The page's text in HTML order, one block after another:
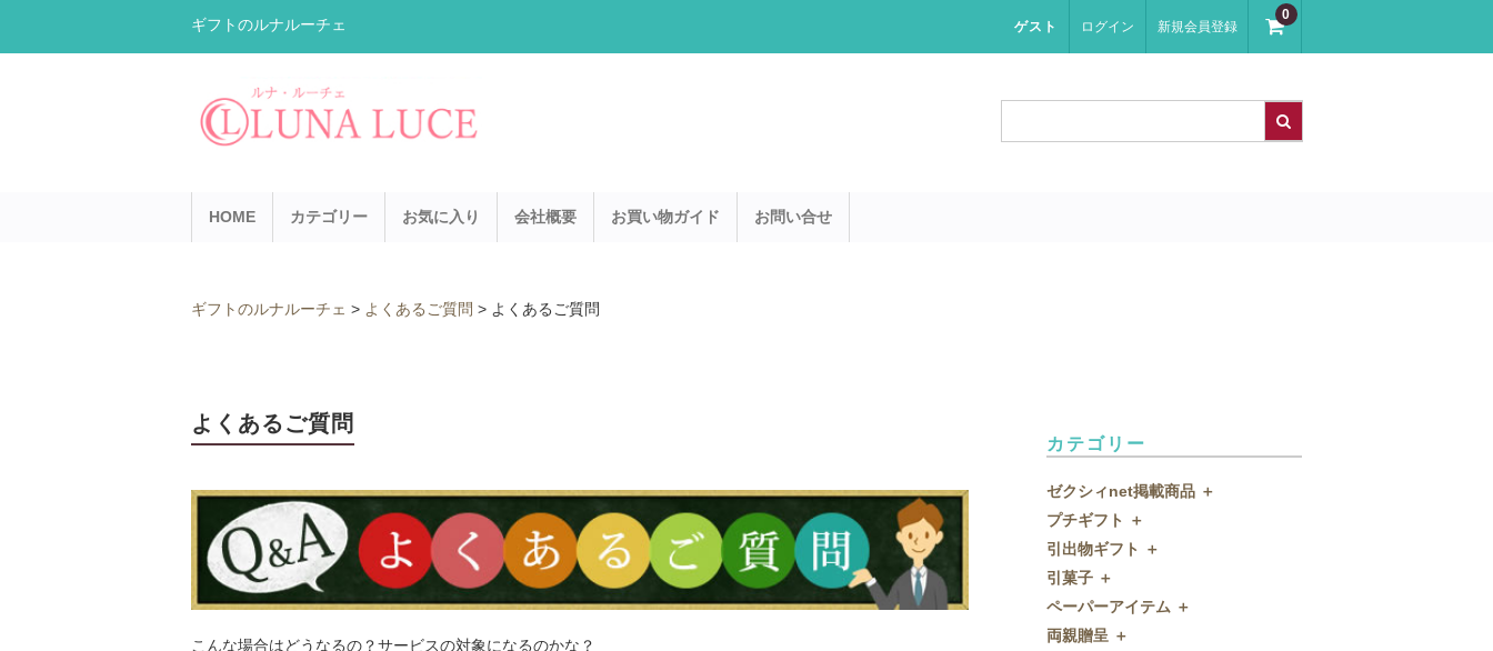
ギフトのルナルーチェ ゲスト ログイン 新規会員登録
0
HOME カテゴリー お気に入り 会社概要 お買い物ガイド お問い合せ
ギフトのルナルーチェ > よくあるご質問 > よくあるご質問
よくあるご質問
こんな場合はどうなるの？サービスの対象になるのかな？
カテゴリー
ゼクシィnet掲載商品 ＋
ゼクシィnet掲載商品
プチギフト ＋
プチギフト
ウェルカムプチギフト
アメニティ
キャンディー・金平糖
引出物ギフト ＋
引出物ギフト
グラス
タオル・石鹸・名披露目
引菓子 ＋
引菓子
バウムクーヘン
ペーパーアイテム ＋
ペーパーアイテム
両親贈呈 ＋